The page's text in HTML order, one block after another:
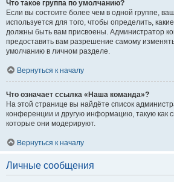
Что такое группа по умолчанию?
Если вы состоите более чем в одной группе,
используется для того, чтобы определить,
должны быть вам присвоены. Администратор
предоставить вам разрешение самому
умолчанию в личном разделе.
Вернуться к началу
Что означает ссылка «Наша команда»?
На этой странице вы найдёте список
конференции и другую информацию, такую как
которые они модерируют.
Вернуться к началу
Личные сообщения